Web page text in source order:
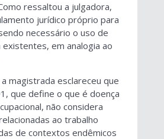
ressaltou a julgadora,
jurídico próprio para
necessário o uso de
em analogia ao
magistrada esclareceu que
que define o que é doença
não considera
ao trabalho
de contextos endêmicos